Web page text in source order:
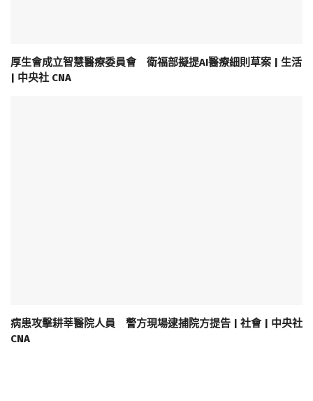
厚生會成立智慧醫療委員會 衛福部擬提AI醫療細則草案 | 生活
| 中央社 CNA
病患攻擊耕莘醫院人員 警方現場逮捕院方提告 | 社會 | 中央社
CNA